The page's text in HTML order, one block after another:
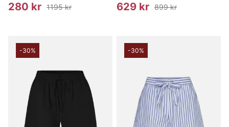
280 kr 1195 kr 629 kr 899 kr
-30% -30%